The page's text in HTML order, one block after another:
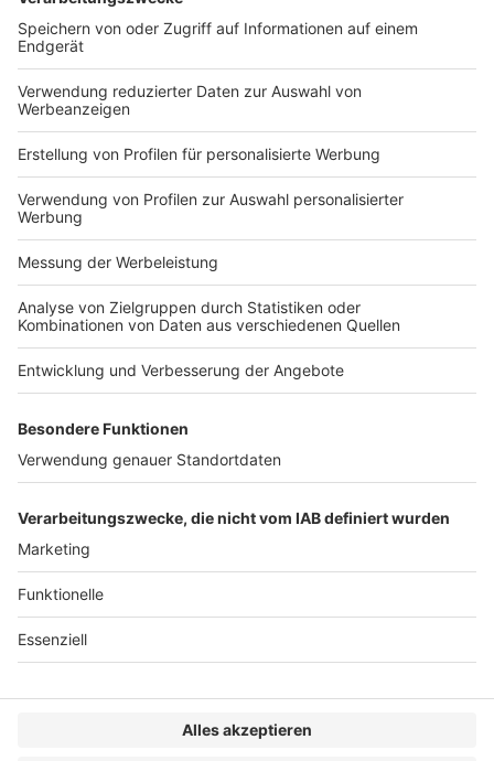
Der u. a. für das Bank- und Börsenrecht zuständige
Allgemeinen Geschäftsbedingungen einer
WEITERLESEN
Wirtschaftsrecht
EuGH: Erfordernis der Transparenz
Darlehensvertrags
Veröffentlicht am 15. Juni 2021 von kw
Mit Urteil vom 10.6.2021 – C-609/2019 – hat der
WEITERLESEN
Sonstiges
KONTAKT
IMPRESSUM
MEDIADATEN